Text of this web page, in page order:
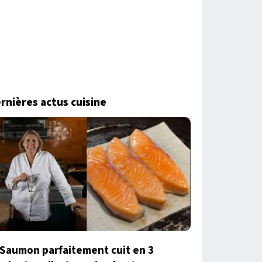
actus cuisine
Saumon parfaitement cuit en 3